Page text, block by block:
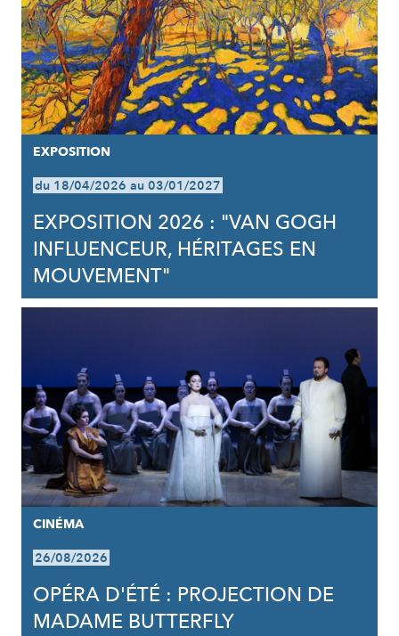
EXPOSITION
du 18/04/2026 au 03/01/2027
EXPOSITION 2026 : "VAN GOGH
INFLUENCEUR, HÉRITAGES EN
MOUVEMENT"
CINÉMA
26/08/2026
OPÉRA D'ÉTÉ : PROJECTION DE
MADAME BUTTERFLY